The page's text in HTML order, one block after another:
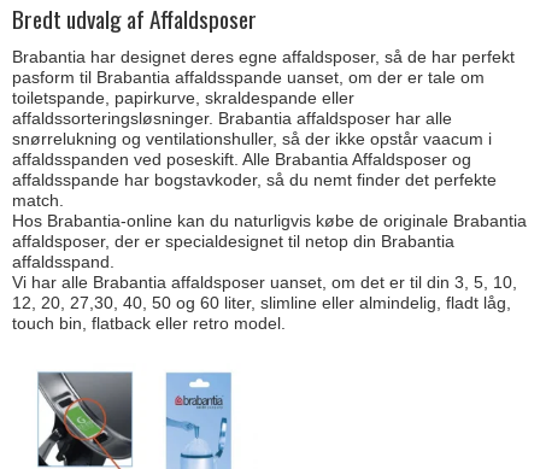
Bredt udvalg af Affaldsposer
Brabantia har designet deres egne affaldsposer, så de har perfekt
pasform til Brabantia affaldsspande uanset, om der er tale om
toiletspande, papirkurve, skraldespande eller
affaldssorteringsløsninger. Brabantia affaldsposer har alle
snørrelukning og ventilationshuller, så der ikke opstår vaacum i
affaldsspanden ved poseskift. Alle Brabantia Affaldsposer og
affaldsspande har bogstavkoder, så du nemt finder det perfekte
match.
Hos Brabantia-online kan du naturligvis købe de originale Brabantia
affaldsposer, der er specialdesignet til netop din Brabantia
affaldsspand.
Vi har alle Brabantia affaldsposer uanset, om det er til din 3, 5, 10,
12, 20, 27,30, 40, 50 og 60 liter, slimline eller almindelig, fladt låg,
touch bin, flatback eller retro model.